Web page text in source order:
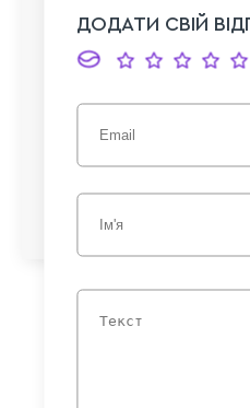
ДОДАТИ СВІЙ